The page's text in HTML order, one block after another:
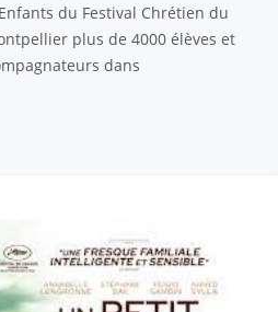
du Festival Chrétien du
plus de 4000 élèves et
dans